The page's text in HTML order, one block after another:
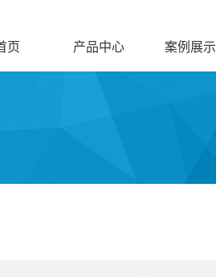
页 产品中心 案例展示